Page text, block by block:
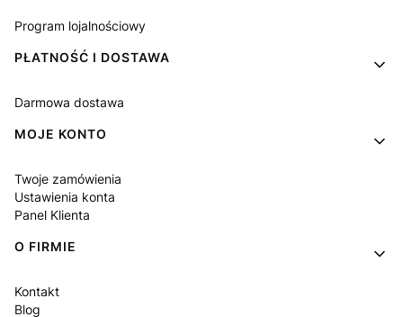
Program lojalnościowy
PŁATNOŚĆ I DOSTAWA
Darmowa dostawa
MOJE KONTO
Twoje zamówienia
Ustawienia konta
Panel Klienta
O FIRMIE
Kontakt
Blog